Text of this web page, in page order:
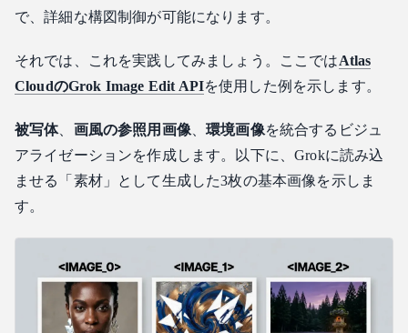
で、詳細な構図制御が可能になります。
それでは、これを実践してみましょう。ここではAtlas
CloudのGrok Image Edit APIを使用した例を示します。
被写体、 画風の参照用画像 、環境画像を統合するビジュ
アライゼーションを作成します。以下に、Grokに読み込
ませる「素材」として生成した3枚の基本画像を示しま
す。